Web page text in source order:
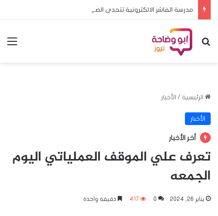
بحث عن
الرئيسية / الأخبار
الأخبار
أخر الأخبار
تعرف علي الموقف العملياتي اليوم
الجمعه
يناير 26, 2024 0
417 دقيقة واحدة